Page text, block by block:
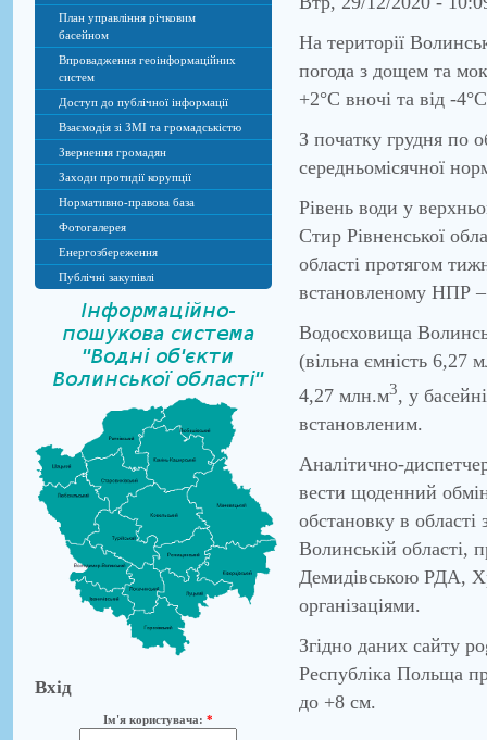
План управління річковим
басейном
Впровадження геоінформаційних
систем
Доступ до публічної інформації
Взаємодія зі ЗМІ та громадськістю
Звернення громадян
Заходи протидії корупції
Нормативно-правова база
Фотогалерея
Енергозбереження
Публічні закупівлі
Вхід
Ім'я користувача: *
На території
погода з дощем та
+2°С вночі та від -
З початку грудня по
середньомісячної
Рівень води у
Стир Рівненської
області протягом
встановленому НПР
Водосховища
(вільна ємність 6,27
4,27 млн.м3, у
встановленим.
Аналітично-
вести щоденний
обстановку в
Волинській області,
Демидівською РДА,
організаціями.
Згідно даних сайту
Республіка Польща
до +8 см.